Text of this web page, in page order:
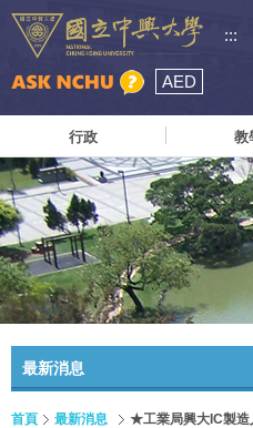
:::
AED
行政 教
最新消息
首頁 最新消息 ★工業局興大IC製